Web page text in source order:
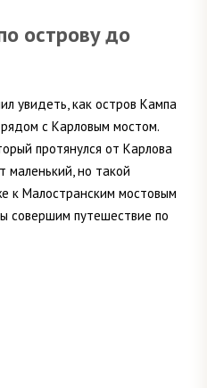
острову до
увидеть, как остров Кампа
с Карловым мостом.
протянулся от Карлова
маленький, но такой
к Малостранским мостовым
совершим путешествие по